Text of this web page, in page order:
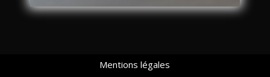
Mentions légales